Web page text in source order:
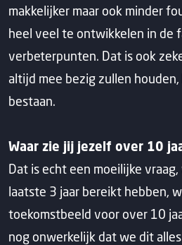
makkelijker maar ook minder
heel veel te ontwikkelen in de
verbeterpunten. Dat is ook
altijd mee bezig zullen
bestaan.
Waar zie jij jezelf over 10
Dat is echt een moeilijke
laatste 3 jaar bereikt hebben,
toekomstbeeld voor over 10
nog onwerkelijk dat we dit